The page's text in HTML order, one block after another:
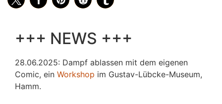
+++ NEWS +++
28.06.2025: Dampf ablassen mit dem eigenen
Comic, ein Workshop im Gustav-Lübcke-Museum,
Hamm.